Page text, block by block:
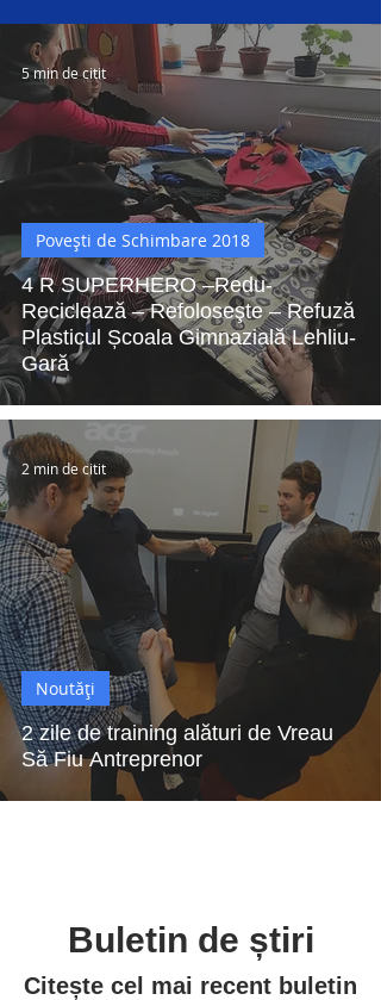
4 R SUPERHERO –Redu-
Reciclează – Refoloseşte – Refuză
Plasticul Școala Gimnazială Lehliu-
Gară
Povești de Schimbare 2018
5 min de citit
2 zile de training alături de Vreau
Să Fiu Antreprenor
Noutăți
2 min de citit
Buletin de știri
Citește cel mai recent buletin